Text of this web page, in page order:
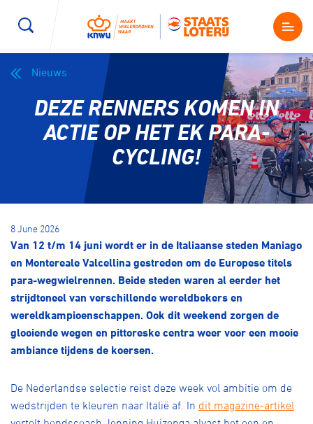
Kenniscentrum
Shop
Producten en diensten
Contact
Over ons
Nieuws
DEZE RENNERS KOMEN IN
ACTIE OP HET EK PARA-
CYCLING!
8 June 2026
Van 12 t/m 14 juni wordt er in de Italiaanse steden Maniago
en Montereale Valcellina gestreden om de Europese titels
para-wegwielrennen. Beide steden waren al eerder het
strijdtoneel van verschillende wereldbekers en
wereldkampioenschappen. Ook dit weekend zorgen de
glooiende wegen en pittoreske centra weer voor een mooie
ambiance tijdens de koersen.
De Nederlandse selectie reist deze week vol ambitie om de
wedstrijden te kleuren naar Italië af. In dit magazine-artikel
Wegwielrennen Mountainbiken
E-Racing
Kunstwielrijden ID-Cycling
BMX freestyle
Veldrijden Biketrial
Pumptrack